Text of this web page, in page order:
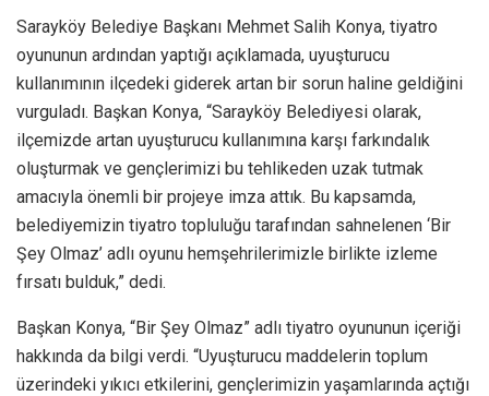
Sarayköy Belediye Başkanı Mehmet Salih Konya, tiyatro
oyununun ardından yaptığı açıklamada, uyuşturucu
kullanımının ilçedeki giderek artan bir sorun haline geldiğini
vurguladı. Başkan Konya, “Sarayköy Belediyesi olarak,
ilçemizde artan uyuşturucu kullanımına karşı farkındalık
oluşturmak ve gençlerimizi bu tehlikeden uzak tutmak
amacıyla önemli bir projeye imza attık. Bu kapsamda,
belediyemizin tiyatro topluluğu tarafından sahnelenen ‘Bir
Şey Olmaz’ adlı oyunu hemşehrilerimizle birlikte izleme
fırsatı bulduk,” dedi.
Başkan Konya, “Bir Şey Olmaz” adlı tiyatro oyununun içeriği
hakkında da bilgi verdi. “Uyuşturucu maddelerin toplum
üzerindeki yıkıcı etkilerini, gençlerimizin yaşamlarında açtığı